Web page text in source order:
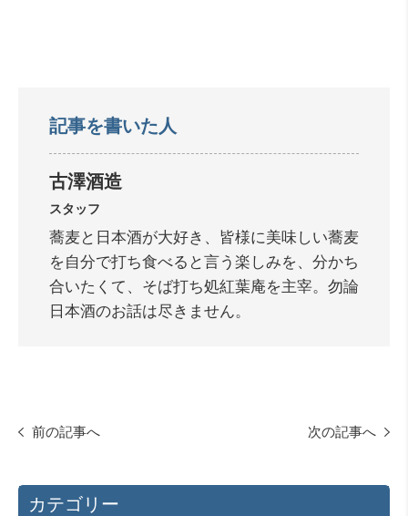
記事を書いた人
古澤酒造
スタッフ
蕎麦と日本酒が大好き、皆様に美味しい蕎麦
を自分で打ち食べると言う楽しみを、分かち
合いたくて、そば打ち処紅葉庵を主宰。勿論
日本酒のお話は尽きません。
前の記事へ 次の記事へ
カテゴリー